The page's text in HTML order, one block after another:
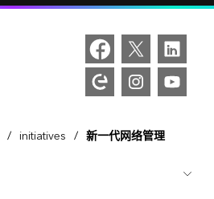
/ initiatives / 新一代网络管理